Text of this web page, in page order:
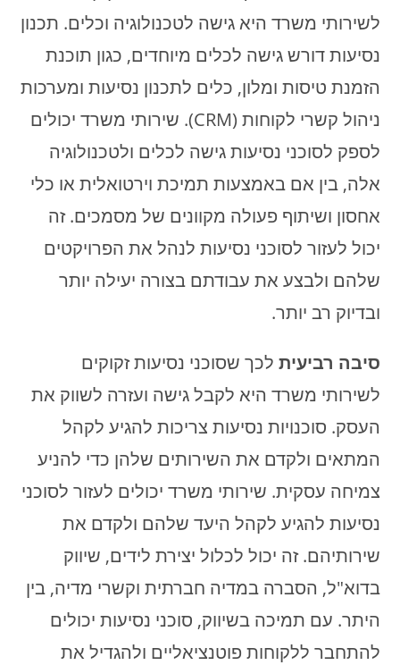
לשירותי משרד היא גישה לטכנולוגיה וכלים. תכנון
נסיעות דורש גישה לכלים מיוחדים, כגון תוכנת
הזמנת טיסות ומלון, כלים לתכנון נסיעות ומערכות
ניהול קשרי לקוחות (CRM). שירותי משרד יכולים
לספק לסוכני נסיעות גישה לכלים ולטכנולוגיה
אלה, בין אם באמצעות תמיכת וירטואלית או כלי
אחסון ושיתוף פעולה מקוונים של מסמכים. זה
יכול לעזור לסוכני נסיעות לנהל את הפרויקטים
שלהם ולבצע את עבודתם בצורה יעילה יותר
ובדיוק רב יותר.
סיבה רביעית לכך שסוכני נסיעות זקוקים
לשירותי משרד היא לקבל גישה ועזרה לשווק את
העסק. סוכנויות נסיעות צריכות להגיע לקהל
המתאים ולקדם את השירותים שלהן כדי להניע
צמיחה עסקית. שירותי משרד יכולים לעזור לסוכני
נסיעות להגיע לקהל היעד שלהם ולקדם את
שירותיהם. זה יכול לכלול יצירת לידים, שיווק
בדוא"ל, הסברה במדיה חברתית וקשרי מדיה, בין
היתר. עם תמיכה בשיווק, סוכני נסיעות יכולים
להתחבר ללקוחות פוטנציאליים ולהגדיל את